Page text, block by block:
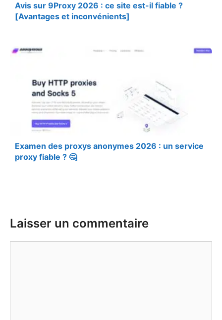
Avis sur 9Proxy 2026 : ce site est-il fiable ?
[Avantages et inconvénients]
Examen des proxys anonymes 2026 : un service
proxy fiable ? 🤔
Laisser un commentaire